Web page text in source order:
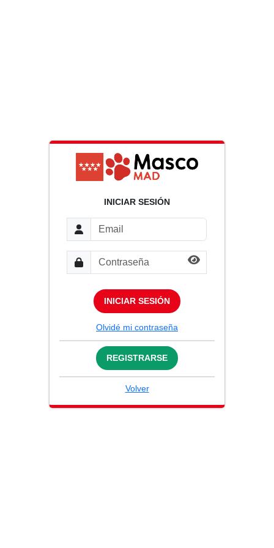
INICIAR SESIÓN
INICIAR SESIÓN
Olvidé mi contraseña
REGISTRARSE
Volver